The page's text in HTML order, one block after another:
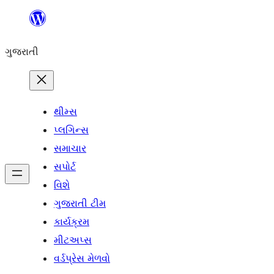
કંટેન્ટ(લખાણ)
જાઓ
ગુજરાતી
થીમ્સ
પ્લગિન્સ
સમાચાર
સપોર્ટ
વિશે
ગુજરાતી ટીમ
કાર્યક્રમ
મીટઅપ્સ
વર્ડપ્રેસ મેળવો